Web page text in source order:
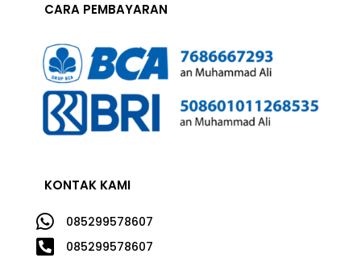
CARA PEMBAYARAN
KONTAK KAMI
 085299578607
 085299578607